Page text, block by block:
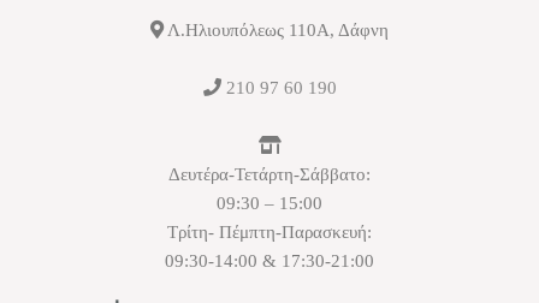
Λ.Ηλιουπόλεως 110Α, Δάφνη
210 97 60 190
Δευτέρα-Τετάρτη-Σάββατο:
09:30 – 15:00
Τρίτη- Πέμπτη-Παρασκευή:
09:30-14:00 & 17:30-21:00